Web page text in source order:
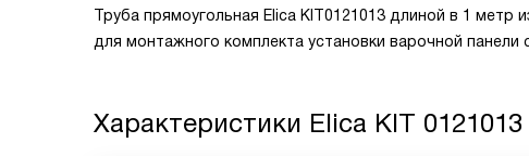
Труба прямоугольная Elica KIT0121013 длиной в 1 метр
для монтажного комплекта установки варочной
Характеристики Elica KIT 0121013